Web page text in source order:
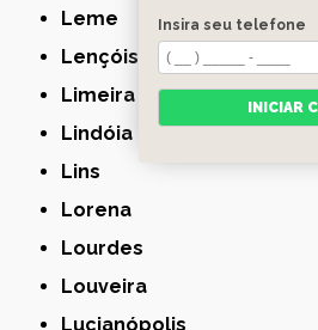
Leme
Lençóis Paulista
Limeira
Lindóia
Lins
Lorena
Lourdes
Louveira
Lucianópolis
Insira seu telefone
INICIAR